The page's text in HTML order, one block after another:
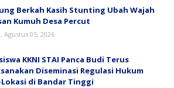
Berkah Kasih Stunting Ubah Wajah
Kumuh Desa Percut
Agustus 05, 2026
KKNI STAI Panca Budi Terus
Diseminasi Regulasi Hukum
di Bandar Tinggi